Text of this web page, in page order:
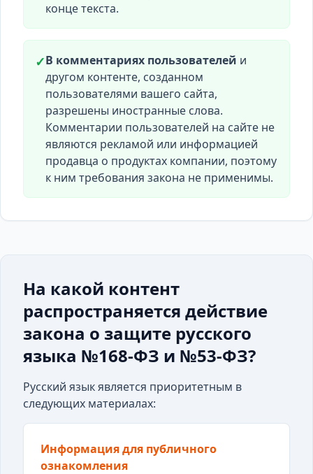
конце текста.
✓В комментариях пользователей и
другом контенте, созданном
пользователями вашего сайта,
разрешены иностранные слова.
Комментарии пользователей на сайте не
являются рекламой или информацией
продавца о продуктах компании, поэтому
к ним требования закона не применимы.
На какой контент
распространяется действие
закона о защите русского
языка №168-ФЗ и №53-ФЗ?
Русский язык является приоритетным в
следующих материалах:
Информация для публичного
ознакомления